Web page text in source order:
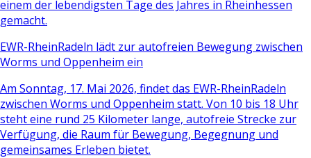
einem der lebendigsten Tage des Jahres in Rheinhessen
gemacht.
EWR-RheinRadeln lädt zur autofreien Bewegung zwischen
Worms und Oppenheim ein
Am Sonntag, 17. Mai 2026, findet das EWR-RheinRadeln
zwischen Worms und Oppenheim statt. Von 10 bis 18 Uhr
steht eine rund 25 Kilometer lange, autofreie Strecke zur
Verfügung, die Raum für Bewegung, Begegnung und
gemeinsames Erleben bietet.